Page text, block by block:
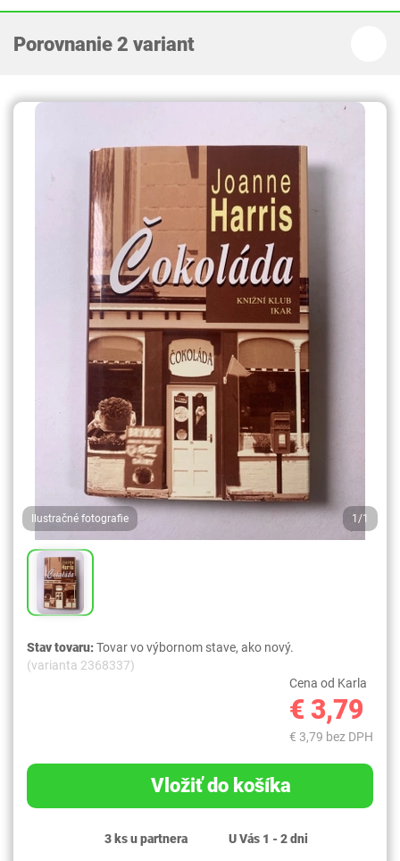
Porovnanie 2 variant
Ilustračné fotografie 1/1
Stav tovaru:Tovar vo výbornom stave, ako nový.
(varianta 2368337)
Cena od Karla
€ 3,79
€ 3,79 bez DPH
Vložiť do košíka
3 ks u partnera U Vás 1 - 2 dni